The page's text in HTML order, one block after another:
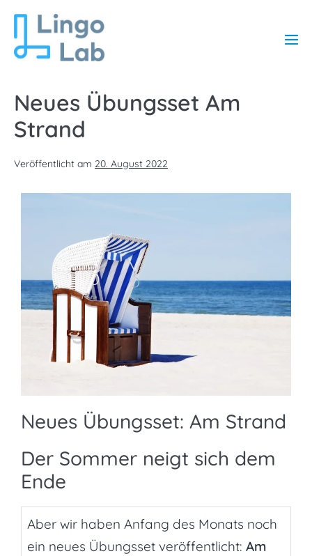
Neues Übungsset Am
Strand
Veröffentlicht am 20. August 2022
Neues Übungsset: Am Strand
Der Sommer neigt sich dem
Ende
Aber wir haben Anfang des Monats noch
ein neues Übungsset veröffentlicht: Am